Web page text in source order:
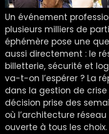
Un événement
plusieurs milliers de
éphémère pose une
aussi directement : le
billetterie, sécurité et
va-t-on l’espérer ? La
dans la gestion de
décision prise des
où l’architecture
ouverte à tous les choix.